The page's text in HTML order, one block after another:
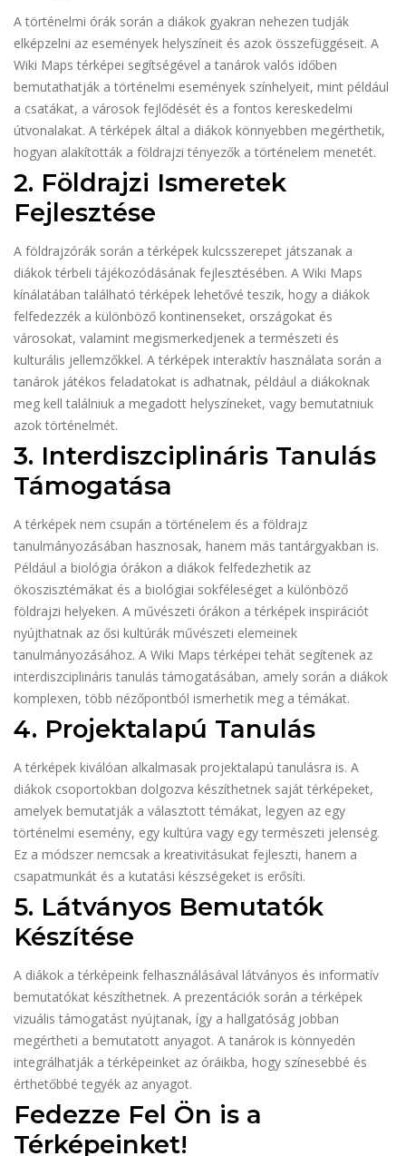
A történelmi órák során a diákok gyakran nehezen tudják
elképzelni az események helyszíneit és azok összefüggéseit. A
Wiki Maps térképei segítségével a tanárok valós időben
bemutathatják a történelmi események színhelyeit, mint például
a csatákat, a városok fejlődését és a fontos kereskedelmi
útvonalakat. A térképek által a diákok könnyebben megérthetik,
hogyan alakították a földrajzi tényezők a történelem menetét.
2. Földrajzi Ismeretek
Fejlesztése
A földrajzórák során a térképek kulcsszerepet játszanak a
diákok térbeli tájékozódásának fejlesztésében. A Wiki Maps
kínálatában található térképek lehetővé teszik, hogy a diákok
felfedezzék a különböző kontinenseket, országokat és
városokat, valamint megismerkedjenek a természeti és
kulturális jellemzőkkel. A térképek interaktív használata során a
tanárok játékos feladatokat is adhatnak, például a diákoknak
meg kell találniuk a megadott helyszíneket, vagy bemutatniuk
azok történelmét.
3. Interdiszciplináris Tanulás
Támogatása
A térképek nem csupán a történelem és a földrajz
tanulmányozásában hasznosak, hanem más tantárgyakban is.
Például a biológia órákon a diákok felfedezhetik az
ökoszisztémákat és a biológiai sokféleséget a különböző
földrajzi helyeken. A művészeti órákon a térképek inspirációt
nyújthatnak az ősi kultúrák művészeti elemeinek
tanulmányozásához. A Wiki Maps térképei tehát segítenek az
interdiszciplináris tanulás támogatásában, amely során a diákok
komplexen, több nézőpontból ismerhetik meg a témákat.
4. Projektalapú Tanulás
A térképek kiválóan alkalmasak projektalapú tanulásra is. A
diákok csoportokban dolgozva készíthetnek saját térképeket,
amelyek bemutatják a választott témákat, legyen az egy
történelmi esemény, egy kultúra vagy egy természeti jelenség.
Ez a módszer nemcsak a kreativitásukat fejleszti, hanem a
csapatmunkát és a kutatási készségeket is erősíti.
5. Látványos Bemutatók
Készítése
A diákok a térképeink felhasználásával látványos és informatív
bemutatókat készíthetnek. A prezentációk során a térképek
vizuális támogatást nyújtanak, így a hallgatóság jobban
megértheti a bemutatott anyagot. A tanárok is könnyedén
integrálhatják a térképeinket az óráikba, hogy színesebbé és
érthetőbbé tegyék az anyagot.
Fedezze Fel Ön is a
Térképeinket!